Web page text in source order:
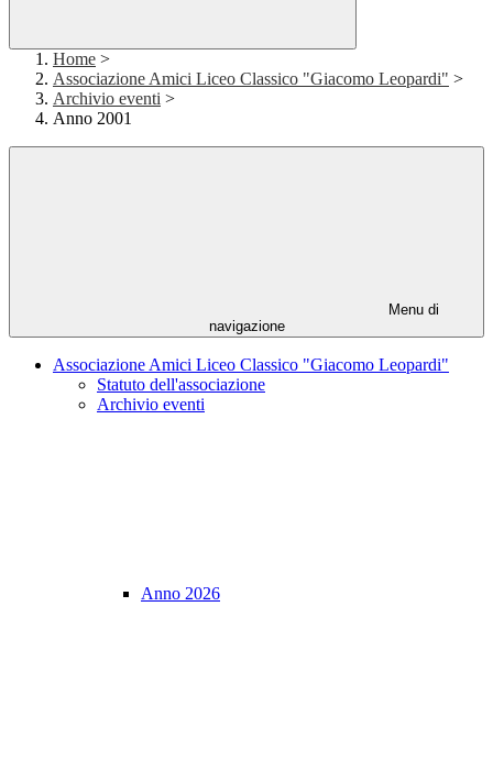
Home >
Associazione Amici Liceo Classico "Giacomo Leopardi" >
Archivio eventi >
Anno 2001
Menu di
navigazione
Associazione Amici Liceo Classico "Giacomo Leopardi"
Statuto dell'associazione
Archivio eventi
Anno 2026